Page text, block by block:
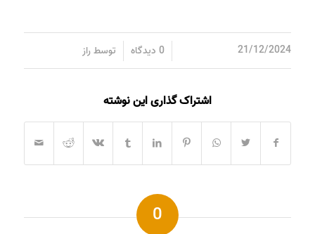
21/12/2024 0 دیدگاه توسطراز
اشتراک گذاری این نوشته
0